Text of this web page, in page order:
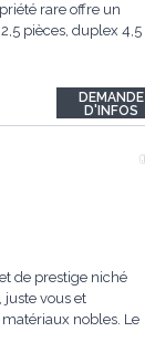
rare offre un
pièces, duplex 4,5
DEMANDE
D'INFOS
de prestige niché
vous et
nobles. Le